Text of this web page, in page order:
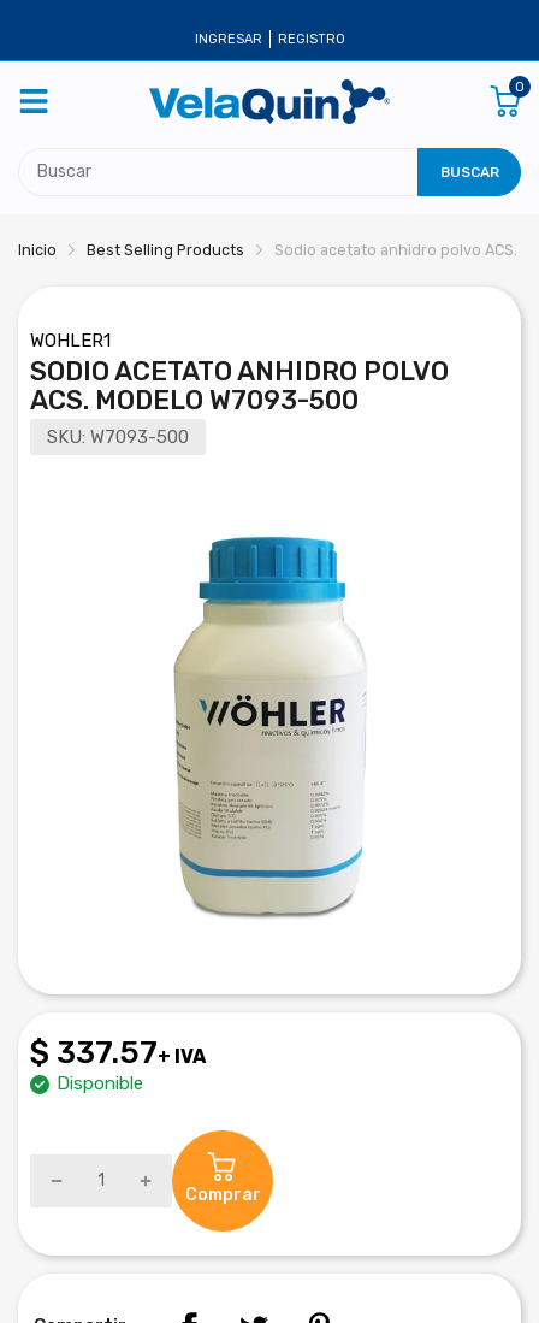
INGRESAR REGISTRO
0
BUSCAR
Inicio Best Selling Products Sodio acetato anhidro polvo ACS.
WOHLER1
SODIO ACETATO ANHIDRO POLVO
ACS. MODELO W7093-500
SKU: W7093-500
$ 337.57+ IVA
Disponible
Comprar